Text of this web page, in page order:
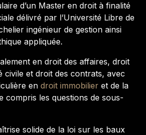
d’un Master en droit à finalité
délivré par l’Université Libre de
ingénieur de gestion ainsi
appliquée.
en droit des affaires, droit
civile et droit des contrats, avec
en droit immobilier et de la
compris les questions de sous-
solide de la loi sur les baux